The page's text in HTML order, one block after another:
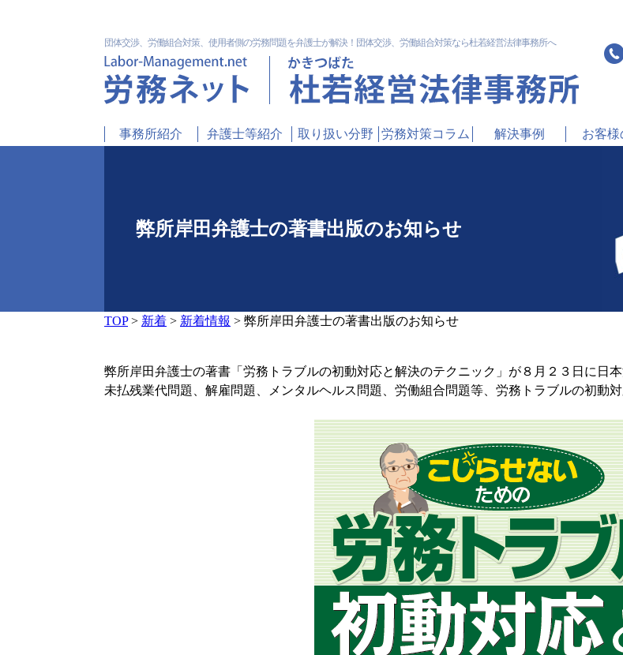
団体交渉、労働組合対策、使用者側の労務問題を弁護士が解決！ 団体交渉、労働組合対策なら杜若経営法律事務所へ
事務所紹介 弁護士等紹介 取り扱い分野 労務対策コラム 解決事例 お客様
弊所岸田弁護士の著書出版のお知らせ
TOP> 新着 > 新着情報 > 弊所岸田弁護士の著書出版のお知らせ
弊所岸田弁護士の著書「労務トラブルの初動対応と解決のテクニック」が８月２３日に日本
未払残業代問題、解雇問題、メンタルヘルス問題、労働組合問題等、労務トラブルの初動